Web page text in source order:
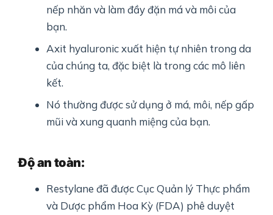
nếp nhăn và làm đầy đặn má và môi của
bạn.
Axit hyaluronic xuất hiện tự nhiên trong da
của chúng ta, đặc biệt là trong các mô liên
kết.
Nó thường được sử dụng ở má, môi, nếp gấp
mũi và xung quanh miệng của bạn.
Độ an toàn:
Restylane đã được Cục Quản lý Thực phẩm
và Dược phẩm Hoa Kỳ (FDA) phê duyệt